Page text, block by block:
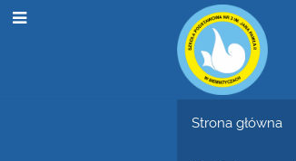
Strona główna